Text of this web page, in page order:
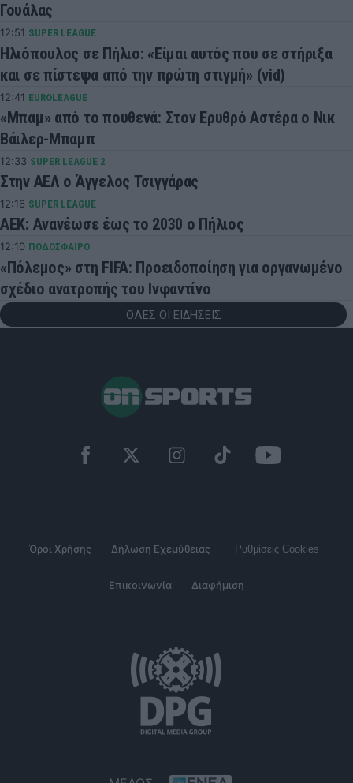
Γουάλας
12:51 SUPER LEAGUE
Ηλιόπουλος σε Πήλιο: «Είμαι αυτός που σε στήριξα
και σε πίστεψα από την πρώτη στιγμή» (vid)
12:41 EUROLEAGUE
«Μπαμ» από το πουθενά: Στον Ερυθρό Αστέρα ο Νικ
Βάιλερ-Μπαμπ
12:33 SUPER LEAGUE 2
Στην ΑΕΛ ο Άγγελος Τσιγγάρας
12:16 SUPER LEAGUE
ΑΕΚ: Ανανέωσε έως το 2030 ο Πήλιος
12:10 ΠΟΔΟΣΦΑΙΡΟ
«Πόλεμος» στη FIFA: Προειδοποίηση για οργανωμένο
σχέδιο ανατροπής του Ινφαντίνο
ΟΛΕΣ ΟΙ ΕΙΔΗΣΕΙΣ
Όροι Χρήσης Δήλωση Εχεμύθειας Ρυθμίσεις Cookies
Επικοινωνία Διαφήμιση